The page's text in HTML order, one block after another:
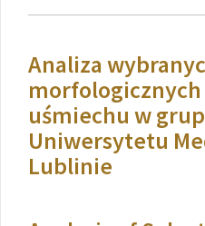
Analiza
uśmiechu w
Uniwersytetu
Lublinie